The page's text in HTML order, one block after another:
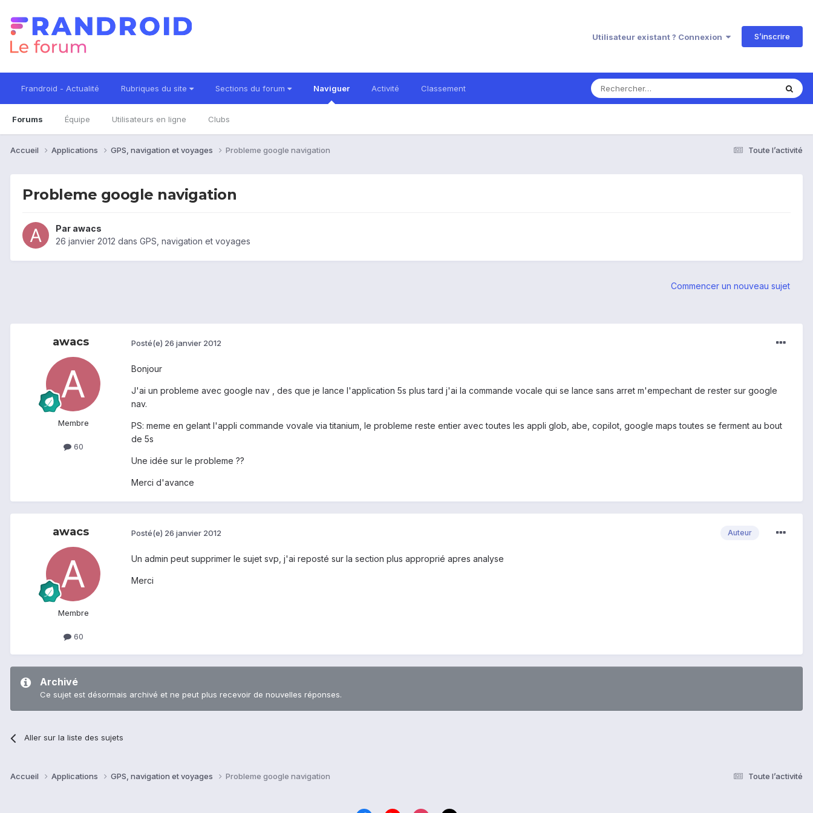
Utilisateur existant ? Connexion S’inscrire
Frandroid - Actualité Rubriques du site Sections du forum Naviguer
Forums Équipe Utilisateurs en ligne Clubs
Activité Classement
Toute l’activité
Accueil Applications GPS, navigation et voyages Probleme google navigation
Probleme google navigation
Par awacs
26 janvier 2012 dans GPS, navigation et voyages
Commencer un nouveau sujet
awacs
Membre
60
Posté(e) 26 janvier 2012
Bonjour
J'ai un probleme avec google nav , des que je lance l'application 5s plus tard j'ai la commande vocale qui se lance sans arret m'empechant de rester sur google
nav.
PS: meme en gelant l'appli commande vovale via titanium, le probleme reste entier avec toutes les appli glob, abe, copilot, google maps toutes se ferment au bout
de 5s
Une idée sur le probleme ??
Merci d'avance
awacs
Membre
60
Auteur
Posté(e) 26 janvier 2012
Un admin peut supprimer le sujet svp, j'ai reposté sur la section plus approprié apres analyse
Merci
Archivé
Ce sujet est désormais archivé et ne peut plus recevoir de nouvelles réponses.
Aller sur la liste des sujets
Toute l’activité
Accueil Applications GPS, navigation et voyages Probleme google navigation